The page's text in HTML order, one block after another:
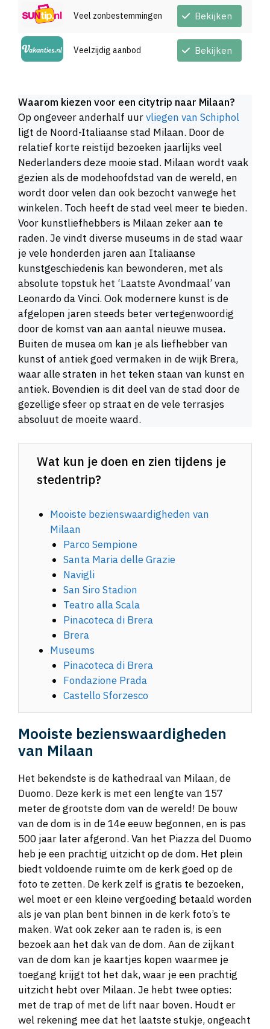
Veel zonbestemmingen Bekijken
Veelzijdig aanbod Bekijken
Waarom kiezen voor een citytrip naar Milaan?
Op ongeveer anderhalf uurvliegen van Schiphol
ligt de Noord-Italiaanse stad Milaan. Door de
relatief korte reistijd bezoeken jaarlijks veel
Nederlanders deze mooie stad. Milaan wordt vaak
gezien als de modehoofdstad van de wereld, en
wordt door velen dan ook bezocht vanwege het
winkelen. Toch heeft de stad veel meer te bieden.
Voor kunstliefhebbers is Milaan zeker aan te
raden. Je vindt diverse museums in de stad waar
je vele honderden jaren aan Italiaanse
kunstgeschiedenis kan bewonderen, met als
absolute topstuk het ‘Laatste Avondmaal’ van
Leonardo da Vinci. Ook modernere kunst is de
afgelopen jaren steeds beter vertegenwoordig
door de komst van aan aantal nieuwe musea.
Buiten de musea om kan je als liefhebber van
kunst of antiek goed vermaken in de wijk Brera,
waar alle straten in het teken staan van kunst en
antiek. Bovendien is dit deel van de stad door de
gezellige sfeer op straat en de vele terrasjes
absoluut de moeite waard.
Wat kun je doen en zien tijdens je
stedentrip?
Mooiste bezienswaardigheden van
Milaan
Parco Sempione
Santa Maria delle Grazie
Navigli
San Siro Stadion
Teatro alla Scala
Pinacoteca di Brera
Brera
Museums
Pinacoteca di Brera
Fondazione Prada
Castello Sforzesco
Mooiste bezienswaardigheden
van Milaan
Het bekendste is de kathedraal van Milaan, de
Duomo. Deze kerk is met een lengte van 157
meter de grootste dom van de wereld! De bouw
van de dom is in de 14e eeuw begonnen, en is pas
500 jaar later afgerond. Van het Piazza del Duomo
heb je een prachtig uitzicht op de dom. Het plein
biedt voldoende ruimte om de kerk goed op de
foto te zetten. De kerk zelf is gratis te bezoeken,
wel moet er een kleine vergoeding betaald worden
als je van plan bent binnen in de kerk foto’s te
maken. Wat ook zeker aan te raden is, is een
bezoek aan het dak van de dom. Aan de zijkant
van de dom kan je kaartjes kopen waarmee je
toegang krijgt tot het dak, waar je een prachtig
uitzicht hebt over Milaan. Je hebt twee opties:
met de trap of met de lift naar boven. Houdt er
wel rekening mee dat het laatste stukje, ongeacht